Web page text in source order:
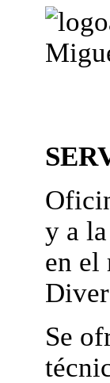
y a
en el
Se